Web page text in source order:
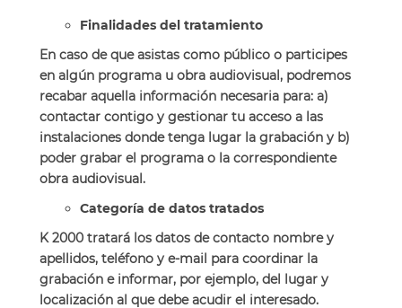
Finalidades del tratamiento
En caso de que asistas como público o participes
en algún programa u obra audiovisual, podremos
recabar aquella información necesaria para: a)
contactar contigo y gestionar tu acceso a las
instalaciones donde tenga lugar la grabación y b)
poder grabar el programa o la correspondiente
obra audiovisual.
Categoría de datos tratados
K 2000 tratará los datos de contacto nombre y
apellidos, teléfono y e-mail para coordinar la
grabación e informar, por ejemplo, del lugar y
localización al que debe acudir el interesado.